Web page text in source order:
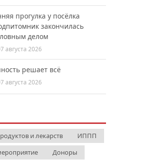
прогулка у посёлка
закончилась
делом
августа 2026
решает всё
августа 2026
и лекарств
ИППП
Доноры